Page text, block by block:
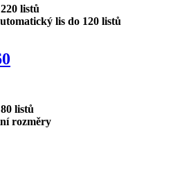
listů
lis do 120 listů
listů
rozměry